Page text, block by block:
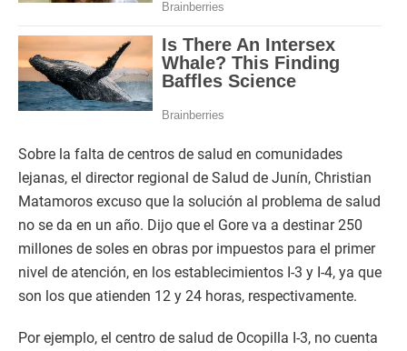
Sobre la falta de centros de salud en comunidades
lejanas, el director regional de Salud de Junín, Christian
Matamoros excuso que la solución al problema de salud
no se da en un año. Dijo que el Gore va a destinar 250
millones de soles en obras por impuestos para el primer
nivel de atención, en los establecimientos I-3 y I-4, ya que
son los que atienden 12 y 24 horas, respectivamente.
Por ejemplo, el centro de salud de Ocopilla I-3, no cuenta